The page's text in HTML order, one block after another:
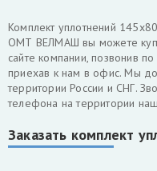
Комплект уплотнений
ОМТ ВЕЛМАШ вы можете
сайте компании, позвонив
приехав к нам в офис. Мы
территории России и СНГ.
телефона на территории
Заказать комплект